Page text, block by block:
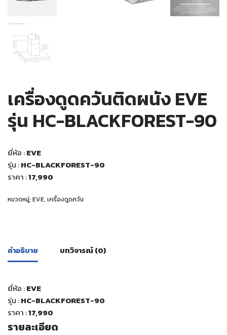
เครื่องดูดควันติดผนัง EVE
รุ่น HC-BLACKFOREST-90
ยี่ห้อ :EVE
รุ่น :HC-BLACKFOREST-90
ราคา :17,990
หมวดหมู่: EVE, เครื่องดูดควัน
คำอธิบาย บทวิจารณ์ (0)
ยี่ห้อ :EVE
รุ่น :HC-BLACKFOREST-90
ราคา :17,990
รายละเอียด